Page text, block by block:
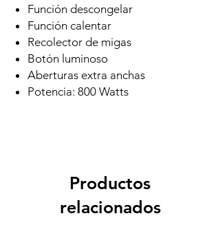
Función descongelar
Función calentar
Recolector de migas
Botón luminoso
Aberturas extra anchas
Potencia: 800 Watts
Productos
relacionados